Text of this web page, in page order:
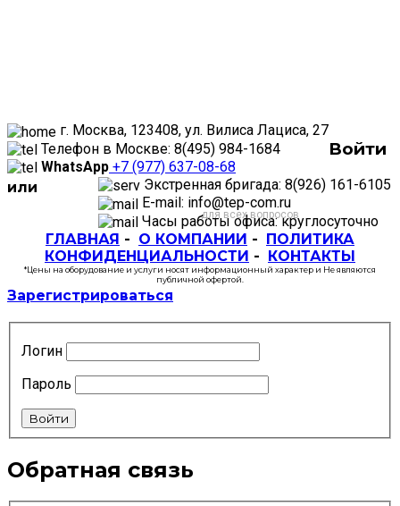
г. Москва, 123408, ул. Вилиса Лациса, 27
Телефон в Москве: 8(495) 984-1684
WhatsApp +7 (977) 637-08-68
Экстренная бригада: 8(926) 161-6105
E-mail: info@tep-com.ru
для всех вопросов
Часы работы офиса: круглосуточно
ГЛАВНАЯ - О КОМПАНИИ - ПОЛИТИКА
КОНФИДЕНЦИАЛЬНОСТИ - КОНТАКТЫ
*Цены на оборудование и услуги носят информационный характер и Не являются
публичной офертой.
Войти
или
Зарегистрироваться
Логин
Пароль
Войти
Обратная связь